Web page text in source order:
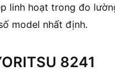
linh hoạt trong đo
model nhất định.
8241